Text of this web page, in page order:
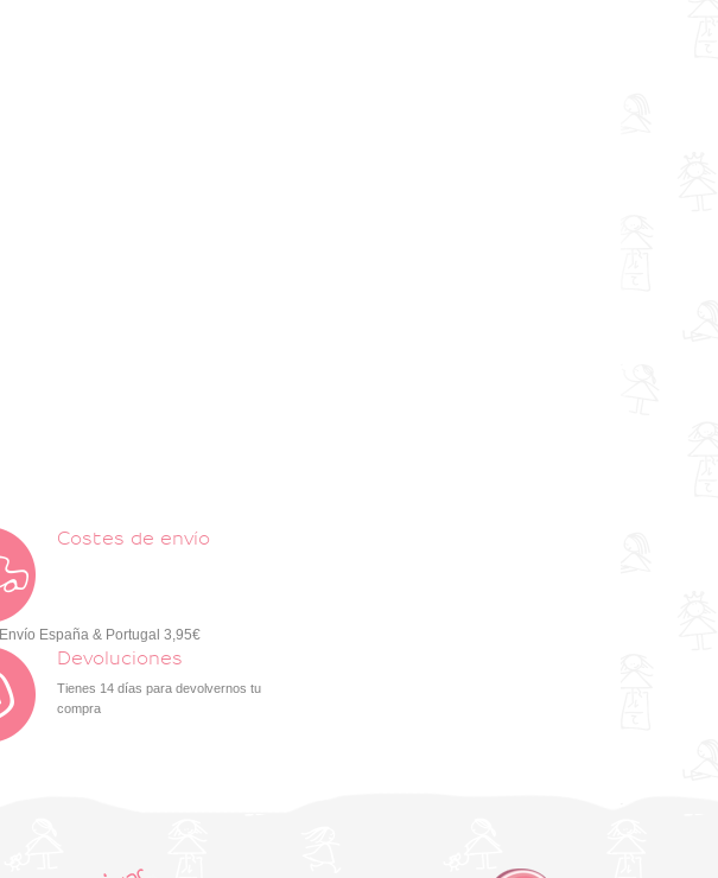
Costes de envío
Envío España & Portugal 3,95€
Devoluciones
Tienes 14 días para devolvernos tu
compra